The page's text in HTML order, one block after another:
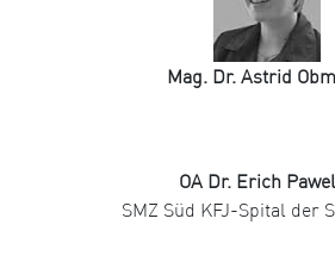
Mag. Dr. Astrid
OA Dr. Erich
SMZ Süd KFJ-Spital der